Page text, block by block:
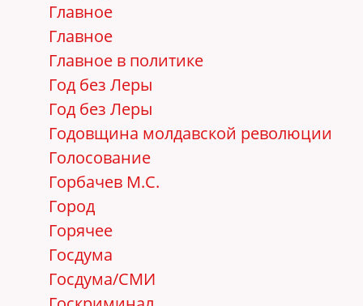
Главное
Главное
Главное в политике
Год без Леры
Год без Леры
Годовщина молдавской революции
Голосование
Горбачев М.С.
Город
Горячее
Госдума
Госдума/СМИ